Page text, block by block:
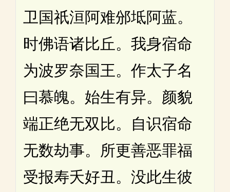
卫国祇洹阿难邠坻阿蓝。
时佛语诸比丘。我身宿命
为波罗奈国王。作太子名
曰慕魄。始生有异。颜貌
端正绝无双比。自识宿命
无数劫事。所更善恶罪福
受报寿夭好丑。没此生彼